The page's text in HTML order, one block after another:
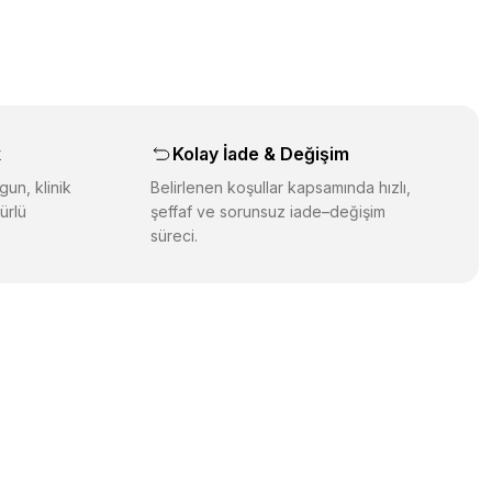
klinik
Kolay İade & Değişim
Belirlenen koşullar kapsamında hızlı,
şeffaf ve sorunsuz iade–değişim
süreci.